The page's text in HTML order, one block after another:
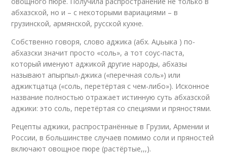
абхазской, но и – с некоторыми вариациями – в
грузинской, армянской, русской кухне.
Собственно говоря, слово аджика (абх. Аџьыка ) по-
абхазски значит просто «соль», а тот соус-паста,
который именуют аджикой другие народы, абхазы
называют апырпыл-джика («перечная соль») или
аджиктцатца («соль, перетёртая с чем-либо»). Исконное
название полностью отражает истинную суть абхазской
аджики: это соль, перетёртая со специями и пряностями.
Рецепты аджики, распространённые в Грузии, Армении и
России, в большинстве случаев помимо соли и пряностей
включают овощное пюре (растёртые,,,).